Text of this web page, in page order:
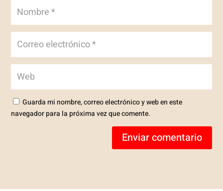
Guarda mi nombre, correo electrónico y web en este
navegador para la próxima vez que comente.
Enviar comentario